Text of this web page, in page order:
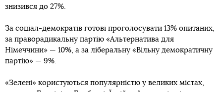
знизився до 27%.
За соціал-демократів готові проголосувати 13% опитаних,
за праворадикальну партію «Альтернатива для
Німеччини» — 10%, а за ліберальну «Вільну демократичну
партію» — 9%.
«Зелені» користуються популярністю у великих містах,